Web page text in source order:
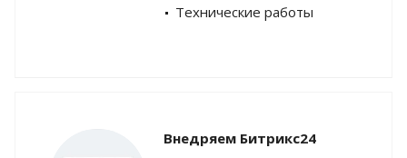
Технические работы
Внедряем Битрикс24